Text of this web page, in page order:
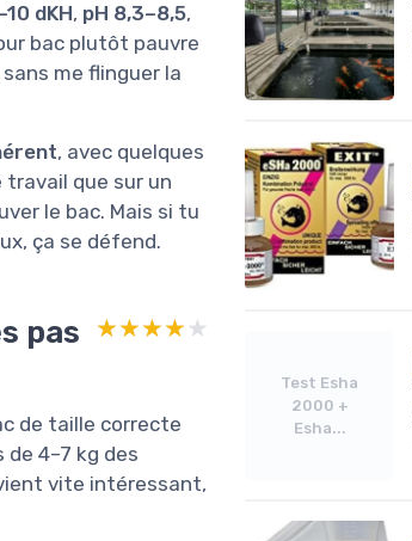
dKH, pH 8,3–8,5,
bac plutôt pauvre
me flinguer la
, avec quelques
que sur un
le bac. Mais si tu
ça se défend.
pas
★★★★★
★★★★★
de taille correcte
4–7 kg des
vite intéressant,
Test Esha
2000 +
Esha...